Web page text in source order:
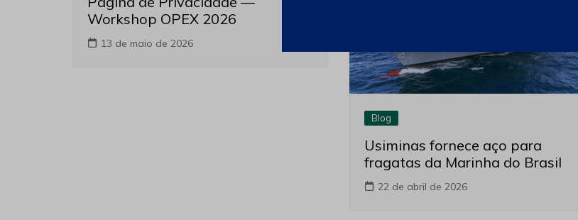
Workshop OPEX 2026
13 de maio de 2026
Blog
Usiminas fornece aço para
fragatas da Marinha do Brasil
22 de abril de 2026